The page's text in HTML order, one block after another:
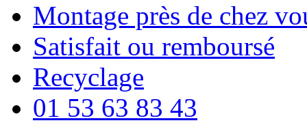
Montage près de chez
Satisfait ou remboursé
Recyclage
01 53 63 83 43